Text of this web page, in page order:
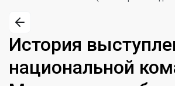
История
национальной